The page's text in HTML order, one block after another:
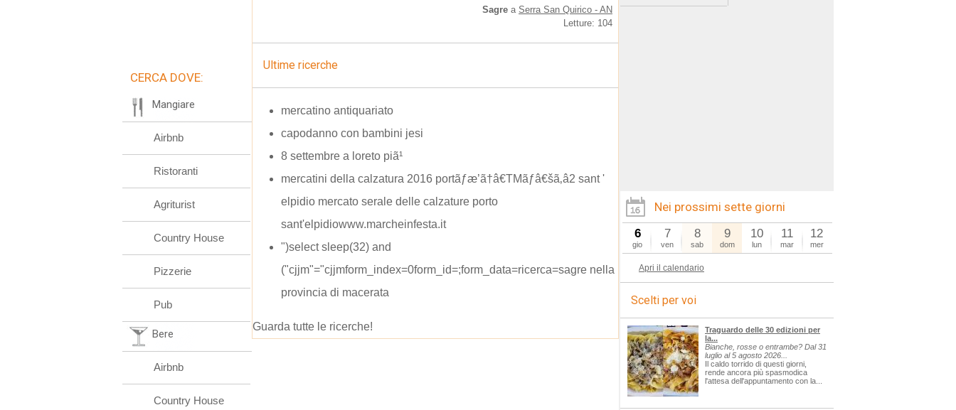
Sagre a Serra San Quirico - AN
Letture: 104
Ultime ricerche
mercatino antiquariato
capodanno con bambini jesi
8 settembre a loreto piã¹
mercatini della calzatura 2016 portãƒæ’ã†â€TMãƒâ€šã‚â2 sant '
elpidio mercato serale delle calzature porto
sant'elpidiowww.marcheinfesta.it
")select sleep(32) and
("cjjm"="cjjmform_index=0form_id=;form_data=ricerca=sagre nella
provincia di macerata
Guarda tutte le ricerche!
CERCA DOVE:
Mangiare
Airbnb
Ristoranti
Agriturist
Country House
Pizzerie
Pub
Bere
Airbnb
Country House
Nei prossimi sette giorni
6
gio
7
ven
8
sab
9
dom
10
lun
11
mar
12
mer
Apri il calendario
Scelti per voi
Traguardo delle 30 edizioni per
la...
Bianche, rosse o entrambe? Dal 31
luglio al 5 agosto 2026...
Il caldo torrido di questi giorni,
rende ancora più spasmodica
l'attesa dell'appuntamento con la...